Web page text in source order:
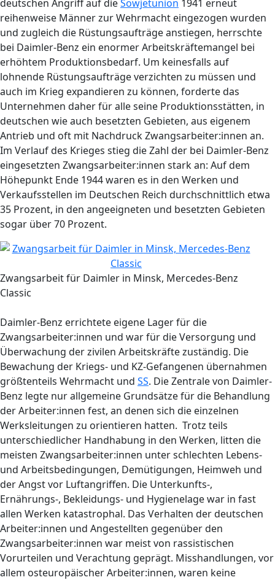
Zwangsarbeit für Daimler in Minsk, Mercedes-Benz
Classic
deutschen Angriff auf dieSowjetunion 1941 erneut
reihenweise Männer zur Wehrmacht eingezogen wurden
und zugleich die Rüstungsaufträge anstiegen, herrschte
bei Daimler-Benz ein enormer Arbeitskräftemangel bei
erhöhtem Produktionsbedarf. Um keinesfalls auf
lohnende Rüstungsaufträge verzichten zu müssen und
auch im Krieg expandieren zu können, forderte das
Unternehmen daher für alle seine Produktionsstätten, in
deutschen wie auch besetzten Gebieten, aus eigenem
Antrieb und oft mit Nachdruck Zwangsarbeiter:innen an.
Im Verlauf des Krieges stieg die Zahl der bei Daimler-Benz
eingesetzten Zwangsarbeiter:innen stark an: Auf dem
Höhepunkt Ende 1944 waren es in den Werken und
Verkaufsstellen im Deutschen Reich durchschnittlich etwa
35 Prozent, in den angeeigneten und besetzten Gebieten
sogar über 70 Prozent.
Daimler-Benz errichtete eigene Lager für die
Zwangsarbeiter:innen und war für die Versorgung und
Überwachung der zivilen Arbeitskräfte zuständig. Die
Bewachung der Kriegs- und KZ-Gefangenen übernahmen
größtenteils Wehrmacht und SS. Die Zentrale von Daimler-
Benz legte nur allgemeine Grundsätze für die Behandlung
der Arbeiter:innen fest, an denen sich die einzelnen
Werksleitungen zu orientieren hatten. Trotz teils
unterschiedlicher Handhabung in den Werken, litten die
meisten Zwangsarbeiter:innen unter schlechten Lebens-
und Arbeitsbedingungen, Demütigungen, Heimweh und
der Angst vor Luftangriffen. Die Unterkunfts-,
Ernährungs-, Bekleidungs- und Hygienelage war in fast
allen Werken katastrophal. Das Verhalten der deutschen
Arbeiter:innen und Angestellten gegenüber den
Zwangsarbeiter:innen war meist von rassistischen
Vorurteilen und Verachtung geprägt. Misshandlungen, vor
allem osteuropäischer Arbeiter:innen, waren keine